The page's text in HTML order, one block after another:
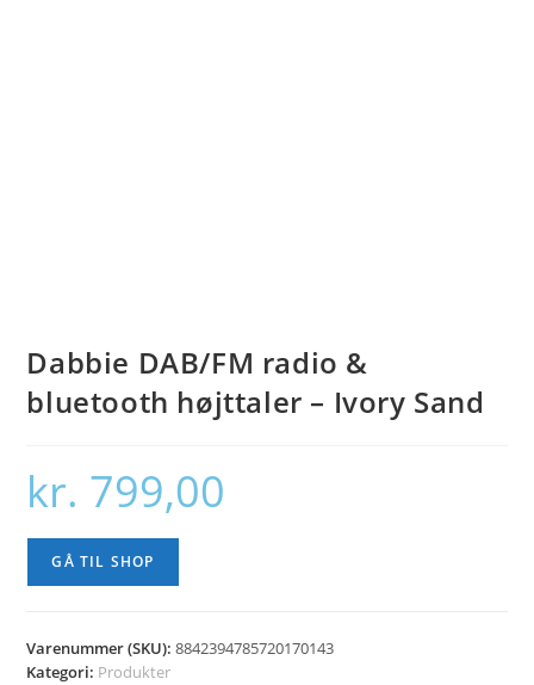
Dabbie DAB/FM radio &
bluetooth højttaler – Ivory Sand
kr. 799,00
GÅ TIL SHOP
Varenummer (SKU):8842394785720170143
Kategori: Produkter